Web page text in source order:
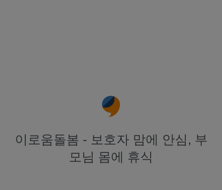
이로움돌봄 - 보호자 맘에 안심, 부
모님 몸에 휴식